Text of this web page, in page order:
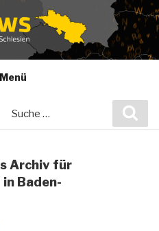
Menü
Archiv für
Baden-